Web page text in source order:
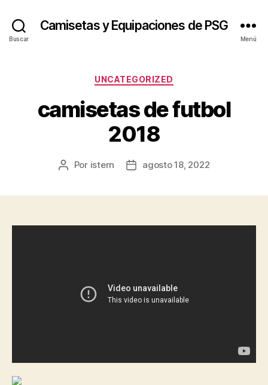
Buscar
Camisetas y Equipaciones de PSG
Menú
Categorías
UNCATEGORIZED
camisetas de futbol
2018
Autor
Por istern
Fechaagosto 18, 2022